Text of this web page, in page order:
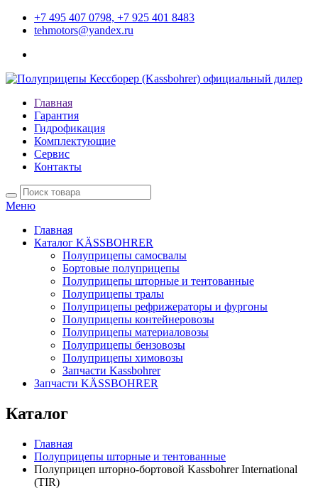
+7 495 407 0798, +7 925 401 8483
tehmotors@yandex.ru
Главная
Гарантия
Гидрофикация
Комплектующие
Сервис
Контакты
Меню
Главная
Каталог KÄSSBOHRER
Полуприцепы самосвалы
Бортовые полуприцепы
Полуприцепы шторные и тентованные
Полуприцепы тралы
Полуприцепы рефрижераторы и фургоны
Полуприцепы контейнеровозы
Полуприцепы материаловозы
Полуприцепы бензовозы
Полуприцепы химовозы
Запчасти Kassbohrer
Запчасти KÄSSBOHRER
Каталог
Главная
Полуприцепы шторные и тентованные
Полуприцеп шторно-бортовой Kassbohrer International
(TIR)